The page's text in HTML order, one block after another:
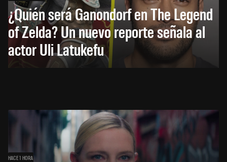
¿Quién será Ganondorf en The Legend
of Zelda? Un nuevo reporte señala al
actor Uli Latukefu
HACE 1 HORA